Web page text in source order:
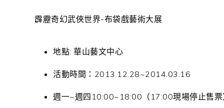
霹靂奇幻武俠世界-布袋戲藝術大展
地點: 華山藝文中心
活動時間：2013.12.28~2014.03.16
週一~週四10:00~18:00（17:00現場停止售票